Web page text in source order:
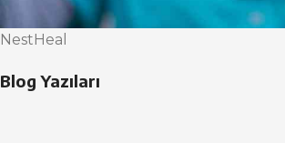
NestHeal
Blog Yazıları